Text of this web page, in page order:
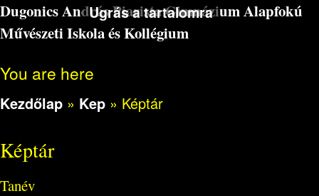
Ugrás a tartalomra
Dugonics András Piarista Gimnázium Alapfokú
Művészeti Iskola és Kollégium
You are here
Kezdőlap » Kep » Képtár
Képtár
Tanév